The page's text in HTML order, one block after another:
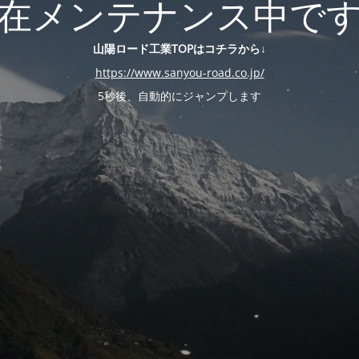
メンテナンス中で
山陽ロード工業TOPはコチラから↓
https://www.sanyou-road.co.jp/
5秒後、自動的にジャンプします